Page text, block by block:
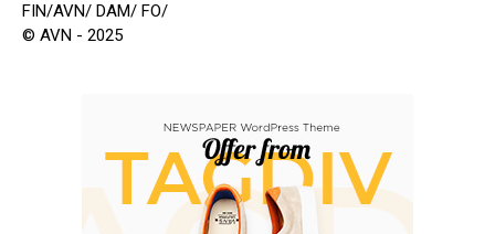
FIN/AVN/ DAM/ FO/
© AVN - 2025